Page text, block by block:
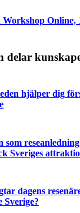
Workshop Online,
delar
hjälper dig
som
Sveriges
dagens
Sverige?